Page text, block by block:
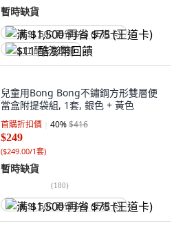
暫時缺貨
满 $1,500 再省 $75 (王道卡)
$11 酷澎幣回饋
兒童用Bong Bong不鏽鋼方形雙層便
當盒附提袋組, 1套, 銀色 + 黃色
首購折扣價 40%$416
$249
($249.00/1套)
暫時缺貨
(180)
满 $1,500 再省 $75 (王道卡)